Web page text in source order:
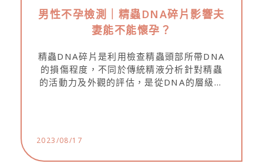
男性不孕檢測｜精蟲DNA碎片影響夫
妻能不能懷孕？
精蟲DNA碎片是利用檢查精蟲頭部所帶DNA
的損傷程度，不同於傳統精液分析針對精蟲
的活動力及外觀的評估，是從DNA的層級去
2023/08/17